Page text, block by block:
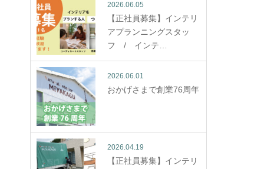
2026.06.05
【正社員募集】インテリ
アプランニングスタッ
フ / インテ…
2026.06.01
おかげさまで創業76周年
2026.04.19
【正社員募集】インテリ